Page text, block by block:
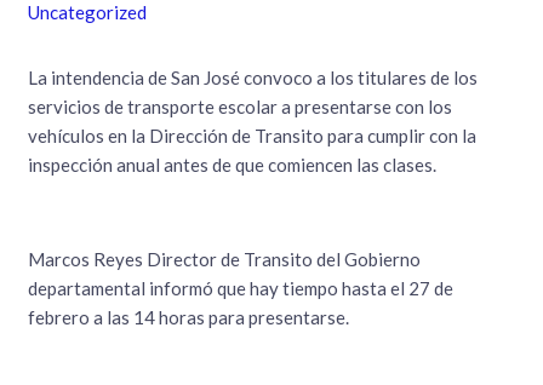
Uncategorized
La intendencia de San José convoco a los titulares de los
servicios de transporte escolar a presentarse con los
vehículos en la Dirección de Transito para cumplir con la
inspección anual antes de que comiencen las clases.
Marcos Reyes Director de Transito del Gobierno
departamental informó que hay tiempo hasta el 27 de
febrero a las 14 horas para presentarse.